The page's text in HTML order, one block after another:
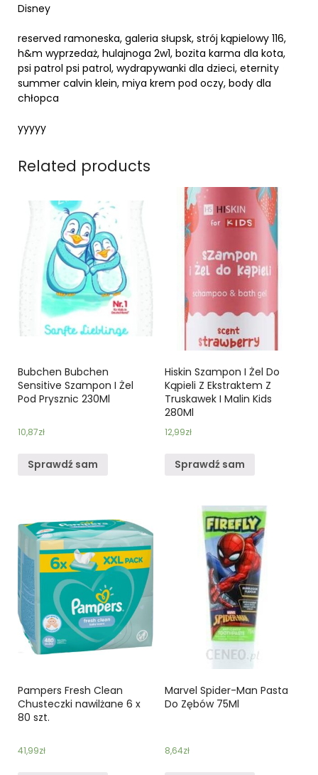
Disney
reserved ramoneska, galeria słupsk, strój kąpielowy 116,
h&m wyprzedaż, hulajnoga 2w1, bozita karma dla kota,
psi patrol psi patrol, wydrapywanki dla dzieci, eternity
summer calvin klein, miya krem pod oczy, body dla
chłopca
yyyyy
Related products
Bubchen Bubchen
Sensitive Szampon I Żel
Pod Prysznic 230Ml
10,87zł
Sprawdź sam
Hiskin Szampon I Żel Do
Kąpieli Z Ekstraktem Z
Truskawek I Malin Kids
280Ml
12,99zł
Sprawdź sam
Pampers Fresh Clean
Chusteczki nawilżane 6 x
80 szt.
41,99zł
Marvel Spider-Man Pasta
Do Zębów 75Ml
8,64zł